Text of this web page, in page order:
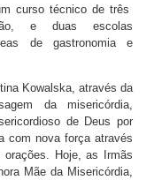
curso técnico de três
e duas escolas
de gastronomia e
Kowalska, através da
da misericórdia,
de Deus por
com nova força através
Hoje, as Irmãs
Mãe da Misericórdia,